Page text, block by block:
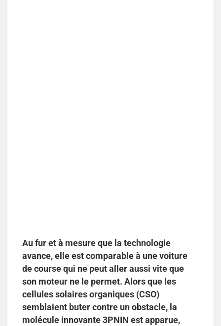
Au fur et à mesure que la technologie
avance, elle est comparable à une voiture
de course qui ne peut aller aussi vite que
son moteur ne le permet. Alors que les
cellules solaires organiques (CSO)
semblaient buter contre un obstacle, la
molécule innovante 3PNIN est apparue,